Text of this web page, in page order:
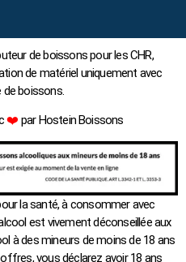
de boissons pour les CHR,
de matériel uniquement avec
boissons.
❤️ par Hostein Boissons
la santé, à consommer avec
est vivement déconseillée aux
à des mineurs de moins de 18 ans
vous déclarez avoir 18 ans